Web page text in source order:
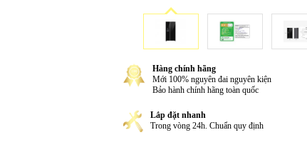
Hàng chính hãng
Mới 100% nguyên đai nguyên kiện
Bảo hành chính hãng toàn quốc
Lắp đặt nhanh
Trong vòng 24h. Chuẩn quy định